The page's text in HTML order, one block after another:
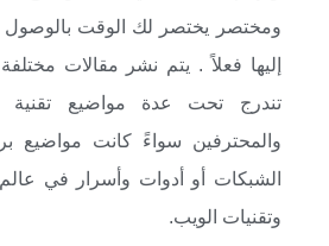
ومختصر يختصر لك الوقت بالوصول
إليها فعلاً . يتم نشر مقالات
تندرج تحت عدة مواضيع تقنية
والمحترفين سواءً كانت مواضيع
الشبكات أو أدوات وأسرار في عالم
وتقنيات الويب.